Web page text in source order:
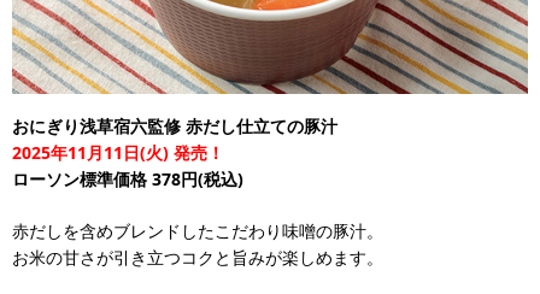
おにぎり浅草宿六監修 赤だし仕立ての豚汁
2025年11月11日(火) 発売！
ローソン標準価格 378円(税込)
赤だしを含めブレンドしたこだわり味噌の豚汁。
お米の甘さが引き立つコクと旨みが楽しめます。